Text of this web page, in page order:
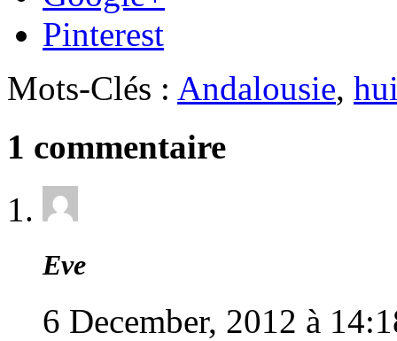
Pinterest
Mots-Clés : Andalousie,
1 commentaire
Eve
6 December, 2012 à